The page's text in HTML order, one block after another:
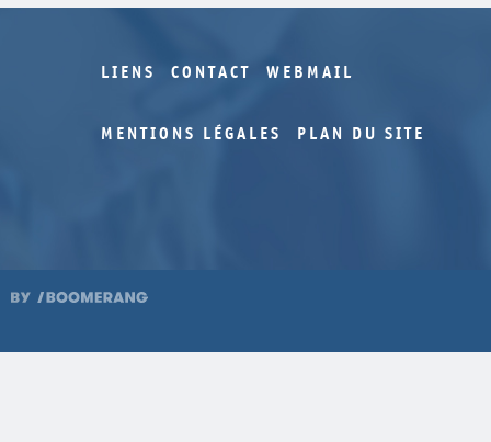
LIENS CONTACT WEBMAIL
MENTIONS LÉGALES PLAN DU SITE